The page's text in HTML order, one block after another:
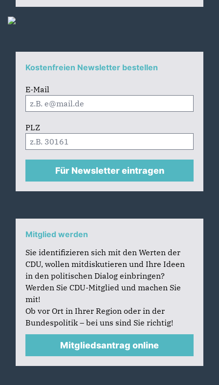
Kostenfreien Newsletter bestellen
E-Mail
PLZ
Für Newsletter eintragen
Mitglied werden
Sie identifizieren sich mit den Werten der
CDU, wollen mitdiskutieren und Ihre Ideen
in den politischen Dialog einbringen?
Werden Sie CDU-Mitglied und machen Sie
mit!
Ob vor Ort in Ihrer Region oder in der
Bundespolitik – bei uns sind Sie richtig!
Mitgliedsantrag online